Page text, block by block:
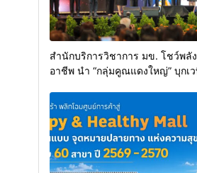
สำนักบริการวิชาการ มข. โชว์พลั
อาชีพ นำ “กลุ่มคูณแดงใหญ่” บุกเ